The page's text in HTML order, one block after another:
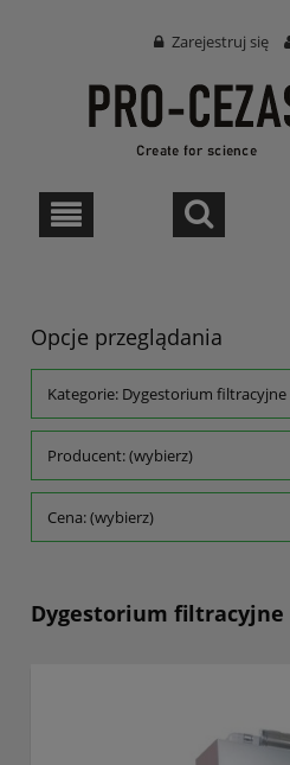
Zarejestruj się
Opcje przeglądania
Kategorie: Dygestorium filtracyjne
Producent: (wybierz)
Cena: (wybierz)
Dygestorium filtracyjne